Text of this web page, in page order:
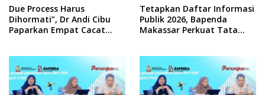
Due Process Harus
Dihormati”, Dr Andi Cibu
Paparkan Empat Cacat
Tetapkan Daftar Informasi
Publik 2026, Bapenda
Makassar Perkuat Tata